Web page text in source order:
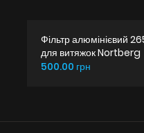
Фільтр алюмінієвий
для витяжок Nortberg
500.00 грн